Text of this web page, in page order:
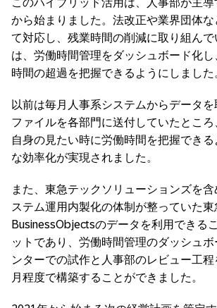
このハイブリッド活用は、人事部が主
から始まりました。法改正や業界団体
て対応し、残業時間の削減に取り組ん
は、労働時間管理をダッシュボード化
時間の超過を把握できるようにしました
以前は毎月人事系システムからデータ
ファイルを各部門に送付していたとこ
自身の見たい時に労働時間を把握でき
な効率化が実現されました。
また、東急テックソリューションズを
ステム運用内製化の体制が整っていた
BusinessObjectsのデータを利用できる
ットであり、労働時間管理のダッシュ
ンターでの試作と人事部のレビュー工
月程度で構築することができました。